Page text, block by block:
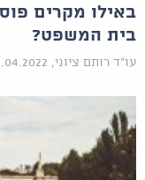
באילו מקרים
בית המשפט?
עו"ד רותם ציוני, 26.04.2022